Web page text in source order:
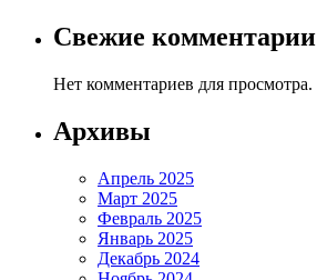
Свежие комментарии
Нет комментариев для просмотра.
Архивы
Апрель 2025
Март 2025
Февраль 2025
Январь 2025
Декабрь 2024